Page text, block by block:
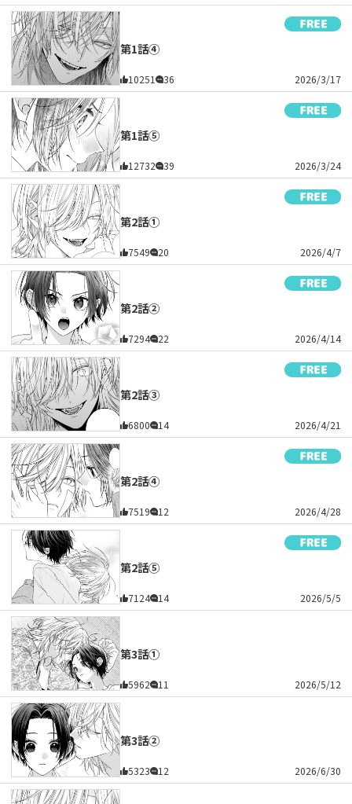
第1話④
10251 36 2026/3/17
第1話⑤
12732 39 2026/3/24
第2話①
7549 20 2026/4/7
第2話②
7294 22 2026/4/14
第2話③
6800 14 2026/4/21
第2話④
7519 12 2026/4/28
第2話⑤
7124 14 2026/5/5
第3話①
5962 11 2026/5/12
第3話②
5323 12 2026/6/30